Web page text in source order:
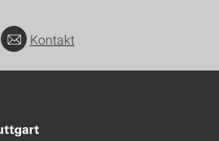
Kontakt